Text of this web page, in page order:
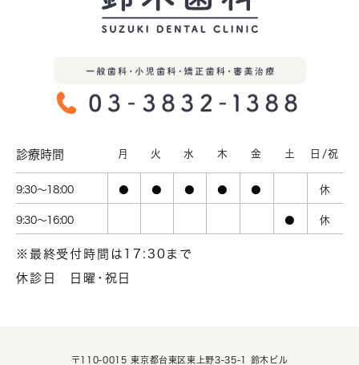
診療時間 月 火 水 木 金 土 日/祝
9:30～18:00 ● ● ● ● ● 休
9:30～16:00 ● 休
※最終受付時間は17:30まで
休診日
日曜･祝日
〒110-0015 東京都台東区東上野3-35-1 鈴木ビル